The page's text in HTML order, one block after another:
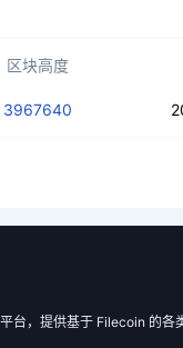
区块高度
3967640
，提供基于 Filecoin 的各